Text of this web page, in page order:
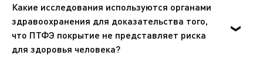
Какие исследования используются органами
здравоохранения для доказательства того,
что ПТФЭ покрытие не представляет риска
для здоровья человека?